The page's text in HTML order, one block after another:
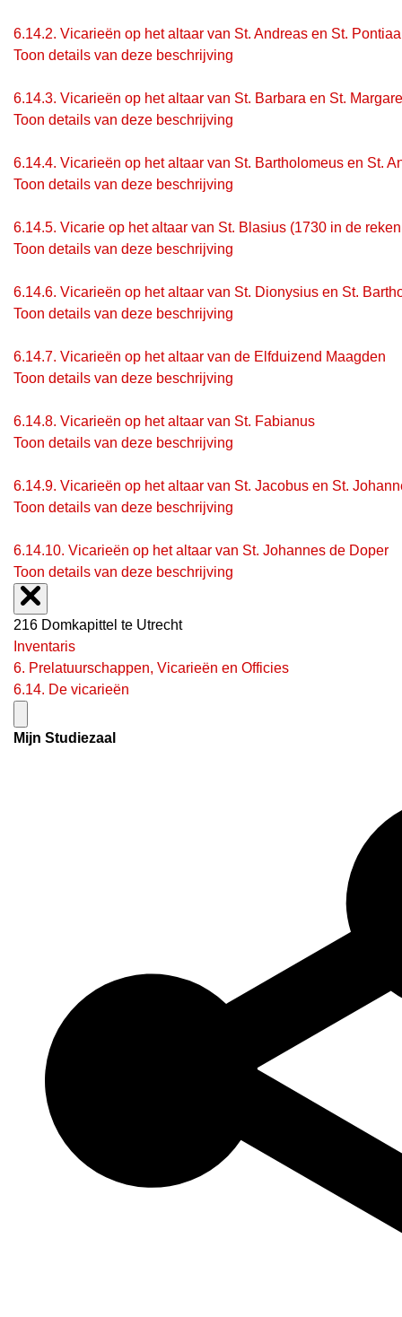
6.14.2. Vicarieën op het altaar van St. Andreas en St.
Toon details van deze beschrijving
6.14.3. Vicarieën op het altaar van St. Barbara en St.
Toon details van deze beschrijving
6.14.4. Vicarieën op het altaar van St. Bartholomeus en St.
Toon details van deze beschrijving
6.14.5. Vicarie op het altaar van St. Blasius (1730 in de
Toon details van deze beschrijving
6.14.6. Vicarieën op het altaar van St. Dionysius en St.
Toon details van deze beschrijving
6.14.7. Vicarieën op het altaar van de Elfduizend Maagden
Toon details van deze beschrijving
6.14.8. Vicarieën op het altaar van St. Fabianus
Toon details van deze beschrijving
6.14.9. Vicarieën op het altaar van St. Jacobus en St.
Toon details van deze beschrijving
6.14.10. Vicarieën op het altaar van St. Johannes de Doper
Toon details van deze beschrijving
216 Domkapittel te Utrecht
Inventaris
6. Prelatuurschappen, Vicarieën en Officies
6.14. De vicarieën
Mijn Studiezaal